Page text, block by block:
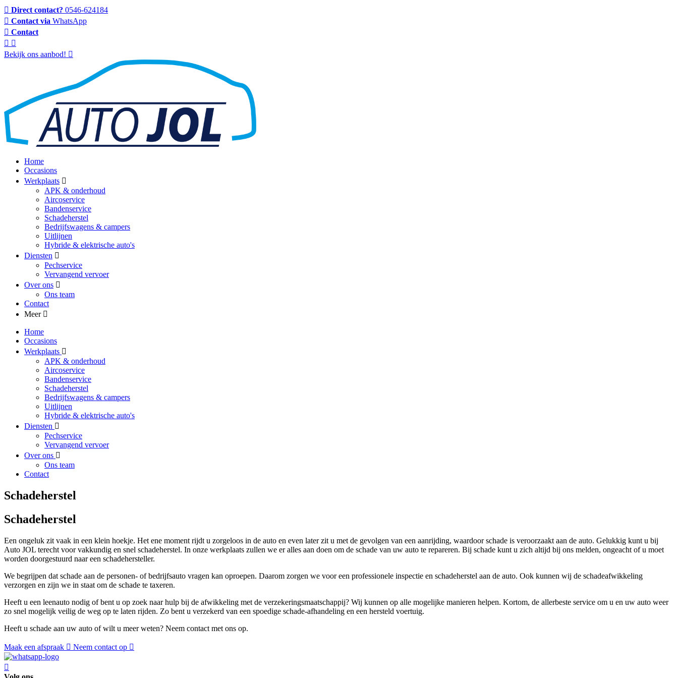
Direct contact? 0546-624184
Contact via WhatsApp
Contact
Bekijk ons aanbod!
Home
Occasions
Werkplaats
APK & onderhoud
Aircoservice
Bandenservice
Schadeherstel
Bedrijfswagens & campers
Uitlijnen
Hybride & elektrische auto's
Diensten
Pechservice
Vervangend vervoer
Over ons
Ons team
Contact
Meer
Home
Occasions
Werkplaats
APK & onderhoud
Aircoservice
Bandenservice
Schadeherstel
Bedrijfswagens & campers
Uitlijnen
Hybride & elektrische auto's
Diensten
Pechservice
Vervangend vervoer
Over ons
Ons team
Contact
Schadeherstel
Schadeherstel
Een ongeluk zit vaak in een klein hoekje. Het ene moment rijdt u zorgeloos in de auto en even later zit u met de gevolgen van een aanrijding, waardoor schade is veroorzaakt aan de auto. Gelukkig kunt u bij
Auto JOL terecht voor vakkundig en snel schadeherstel. In onze werkplaats zullen we er alles aan doen om de schade van uw auto te repareren. Bij schade kunt u zich altijd bij ons melden, ongeacht of u moet
worden doorgestuurd naar een schadehersteller.
We begrijpen dat schade aan de personen- of bedrijfsauto vragen kan oproepen. Daarom zorgen we voor een professionele inspectie en schadeherstel aan de auto. Ook kunnen wij de schadeafwikkeling
verzorgen en zijn we in staat om de schade te taxeren.
Heeft u een leenauto nodig of bent u op zoek naar hulp bij de afwikkeling met de verzekeringsmaatschappij? Wij kunnen op alle mogelijke manieren helpen. Kortom, de allerbeste service om u en uw auto weer
zo snel mogelijk veilig de weg op te laten rijden. Zo bent u verzekerd van een spoedige schade-afhandeling en een hersteld voertuig.
Heeft u schade aan uw auto of wilt u meer weten? Neem contact met ons op.
Maak een afspraak Neem contact op